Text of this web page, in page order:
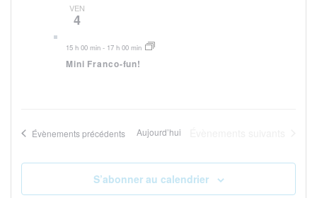
VEN
4
15 h 00 min - 17 h 00 min
Mini Franco-fun!
Évènementsprécédents Aujourd’hui
S’abonner au calendrier